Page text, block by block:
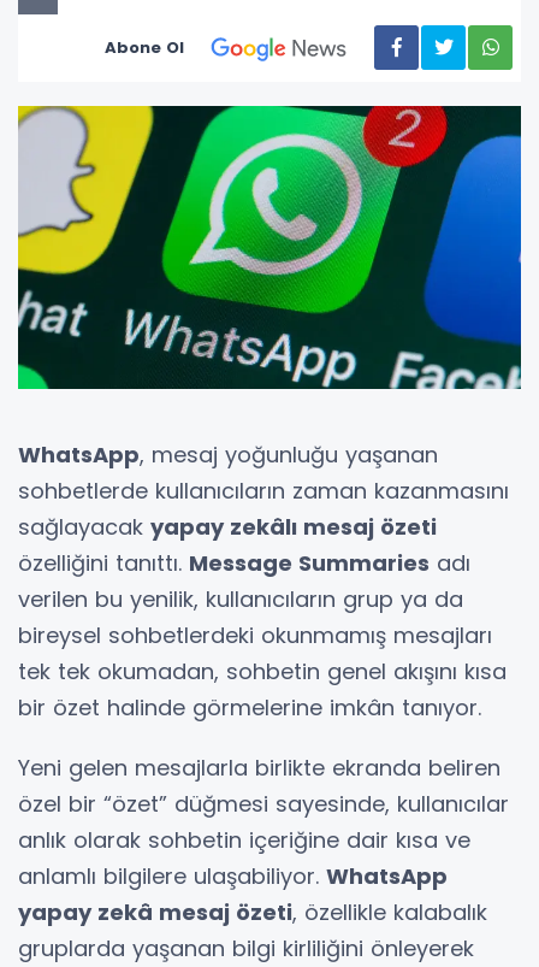
Abone Ol
WhatsApp, mesaj yoğunluğu yaşanan
sohbetlerde kullanıcıların zaman kazanmasını
sağlayacak yapay zekâlı mesaj özeti
özelliğini tanıttı. Message Summaries adı
verilen bu yenilik, kullanıcıların grup ya da
bireysel sohbetlerdeki okunmamış mesajları
tek tek okumadan, sohbetin genel akışını kısa
bir özet halinde görmelerine imkân tanıyor.
Yeni gelen mesajlarla birlikte ekranda beliren
özel bir “özet” düğmesi sayesinde, kullanıcılar
anlık olarak sohbetin içeriğine dair kısa ve
anlamlı bilgilere ulaşabiliyor. WhatsApp
yapay zekâ mesaj özeti, özellikle kalabalık
gruplarda yaşanan bilgi kirliliğini önleyerek